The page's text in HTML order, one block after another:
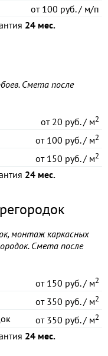
от100 руб. / м/п
24 мес.
Смета после
от20 руб. / м2
от100 руб. / м2
от150 руб. / м2
24 мес.
монтаж каркасных
Смета после
от150 руб. / м2
от350 руб. / м2
от350 руб. / м2
24 мес.